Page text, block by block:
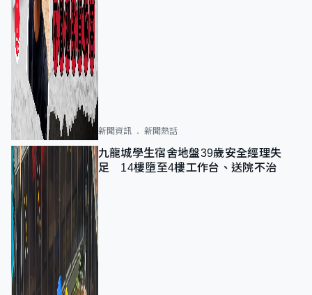
新聞資訊 新聞熱話
九龍城學生宿舍地盤39歲安全經理失
足 14樓墮至4樓工作台、送院不治